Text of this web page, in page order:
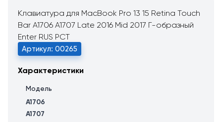
Клавиатура для MacBook Pro 13 15 Retina Touch
Bar A1706 A1707 Late 2016 Mid 2017 Г-образный
Enter RUS РСТ
Артикул: 00265
Характеристики
Модель
A1706
A1707